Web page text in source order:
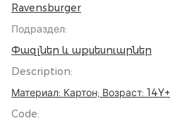
Ravensburger
Подраздел:
Փազլներ և աքսեսուարներ
Description:
Материал: Картон; Возраст: 14Y+
Code: